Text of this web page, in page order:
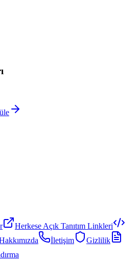
Herkese Açık Tanıtım Linkleri
İletişim
Gizlilik